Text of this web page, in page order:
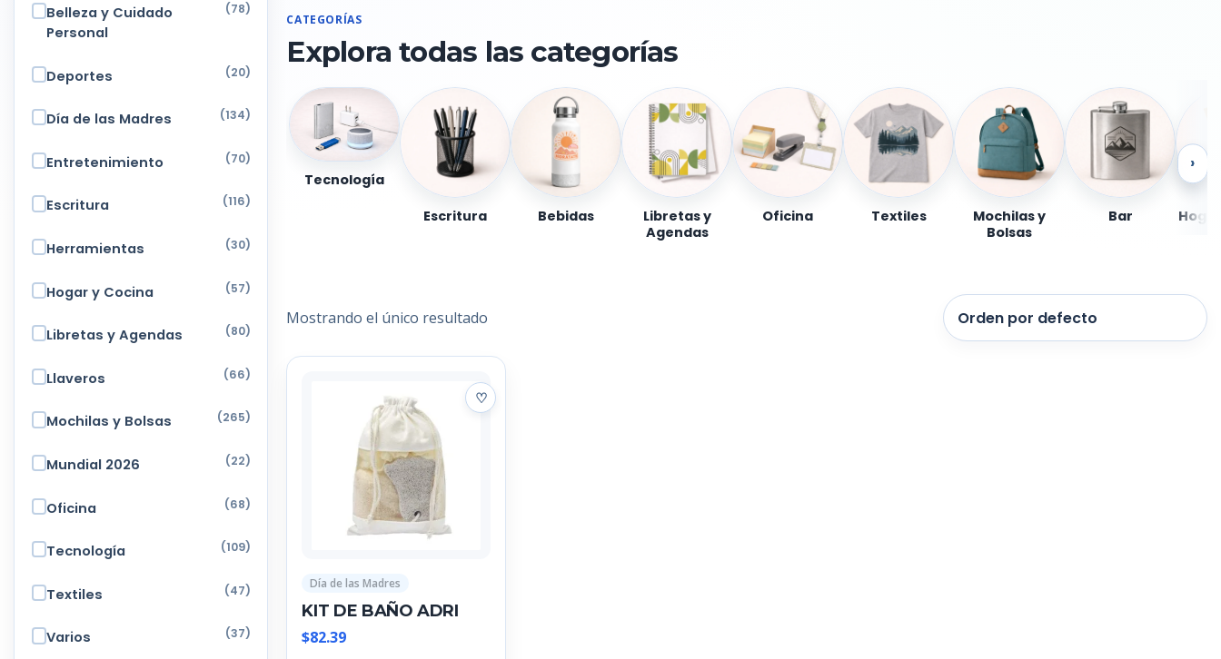
Belleza y Cuidado
Personal
(78)
Deportes (20)
Día de las Madres (134)
Entretenimiento (70)
Escritura (116)
Herramientas (30)
Hogar y Cocina (57)
Libretas y Agendas (80)
Llaveros (66)
Mochilas y Bolsas (265)
Mundial 2026 (22)
Oficina (68)
Tecnología (109)
Textiles (47)
Varios (37)
CATEGORÍAS
Explora todas las categorías
Tecnología
Escritura
Bebidas
Libretas y
Agendas
Oficina Textiles
Mochilas y
Bolsas
Bar
›
Mostrando el único resultado
Día de las Madres
KIT DE BAÑO ADRI
$82.39